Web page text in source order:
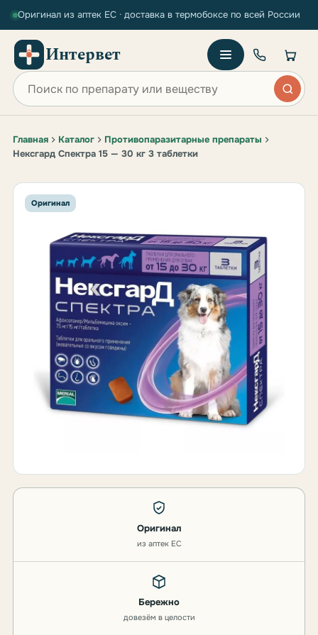
Оригинал из аптек ЕС · доставка в термобоксе по всей России
Интервет
Поиск по сайту
Главная Каталог
Противопаразитарные препараты
Нексгард Спектра 15 — 30 кг 3 таблетки
Оригинал
Оригинал
из аптек ЕС
Бережно
довезём в целости